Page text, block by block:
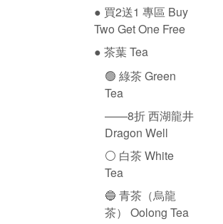
● 買2送1 專區 Buy
Two Get One Free
● 茶葉 Tea
🟢 綠茶 Green
Tea
——8折 西湖龍井
Dragon Well
⚪️ 白茶 White
Tea
🔵 青茶（烏龍
茶） Oolong Tea